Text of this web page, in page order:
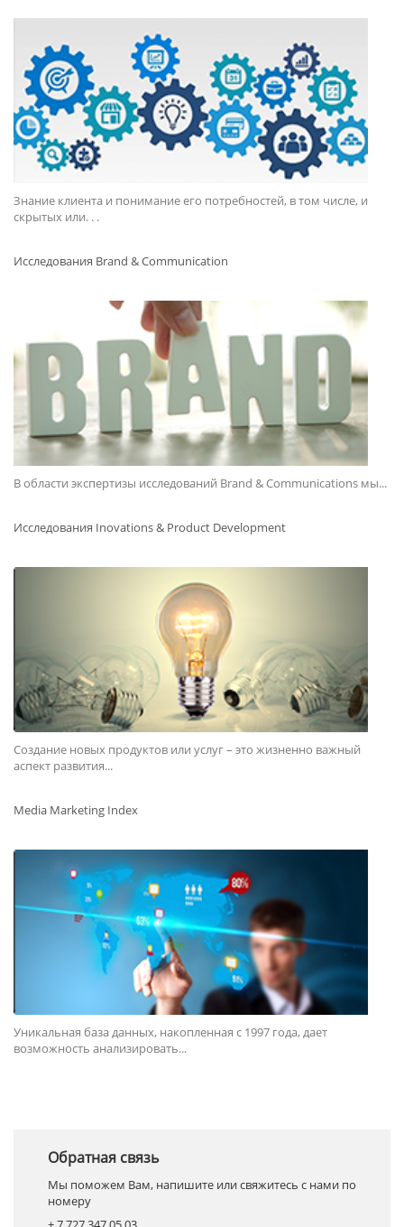
Знание клиента и понимание его потребностей, в том числе, и
скрытых или. . .
Исследования Brand & Communication
В области экспертизы исследований Brand & Communications мы...
Исследования Inovations & Product Development
Создание новых продуктов или услуг – это жизненно важный
аспект развития...
Media Marketing Index
Уникальная база данных, накопленная с 1997 года, дает
возможность анализировать...
Обратная связь
Мы поможем Вам, напишите или свяжитесь с нами по
номеру